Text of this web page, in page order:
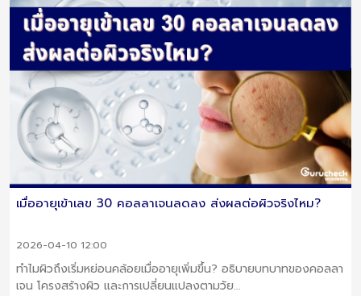
เมื่ออายุเข้าเลข 30 คอลลาเจนลดลง ส่งผลต่อผิวจริงไหม?
2026-04-10 12:00
ทำไมผิวถึงเริ่มหย่อนคล้อยเมื่ออายุเพิ่มขึ้น? อธิบายบทบาทของคอลลา
เจน โครงสร้างผิว และการเปลี่ยนแปลงตามวัย